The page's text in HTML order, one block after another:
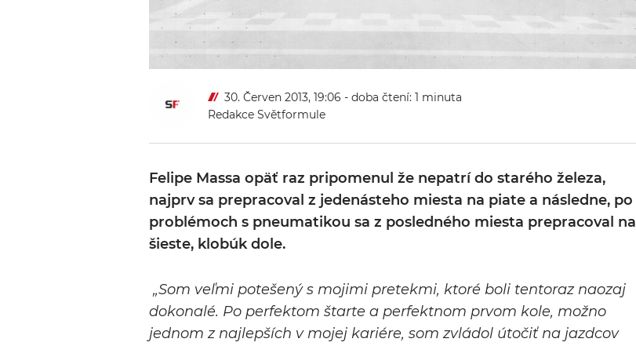
30. Červen 2013, 19:06 - doba čtení: 1 minuta
Redakce Světformule
Felipe Massa opäť raz pripomenul že nepatrí do starého železa,
najprv sa prepracoval z jedenásteho miesta na piate a následne, po
problémoch s pneumatikou sa z posledného miesta prepracoval na
šieste, klobúk dole.
„Som veľmi potešený s mojimi pretekmi, ktoré boli tentoraz naozaj
dokonalé. Po perfektom štarte a perfektnom prvom kole, možno
jednom z najlepších v mojej kariére, som zvládol útočiť na jazdcov